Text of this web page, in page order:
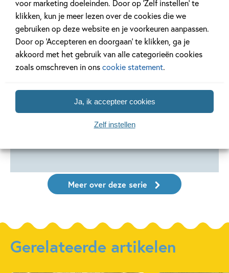
voor marketing doeleinden. Door op ‘Zelf instellen’ te
klikken, kun je meer lezen over de cookies die we
gebruiken op deze website en je voorkeuren aanpassen.
Door op ‘Accepteren en doorgaan’ te klikken, ga je
akkoord met het gebruik van alle categorieën cookies
zoals omschreven in onscookie statement.
Ja, ik accepteer cookies
Zelf instellen
De piraten van
hiernaast 7 – De
hiernaast: De
4,99
E-book
De piraten van
hiernaast 5 – De
hiernaast:
Kanonnen op de
camping
,99
De
Meer over deze serie
Gerelateerde artikelen